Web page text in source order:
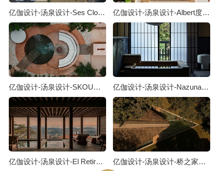
亿伽设计-汤泉设计-Ses Clotades泳池度假屋：关于对立关系的对话 亿伽设计-汤泉设计-Albert度假酒店：藏于老街之后的静谧酒店
亿伽设计-汤泉设计-SKOURA泳池度假屋：从摩洛哥斯库拉沙漠汲取灵感 亿伽设计-汤泉设计-Nazuna Kyoto町屋酒店：记忆与生活方式的物质载体
亿伽设计-汤泉设计-El Retiro Spa馆：建筑摒弃了“立面”的概念 亿伽设计-汤泉设计-桥之家汤泉度假屋：逆境往往会催生创新